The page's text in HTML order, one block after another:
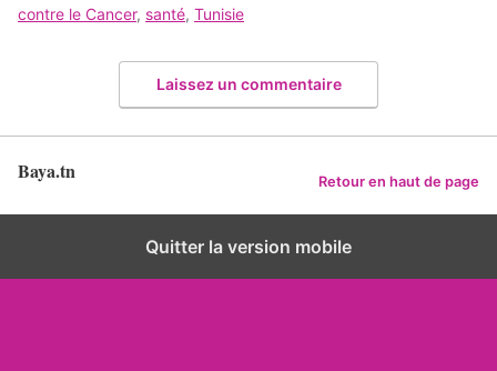
contre le Cancer, santé, Tunisie
Laissez un commentaire
Baya.tn Retour en haut de page
Quitter la version mobile